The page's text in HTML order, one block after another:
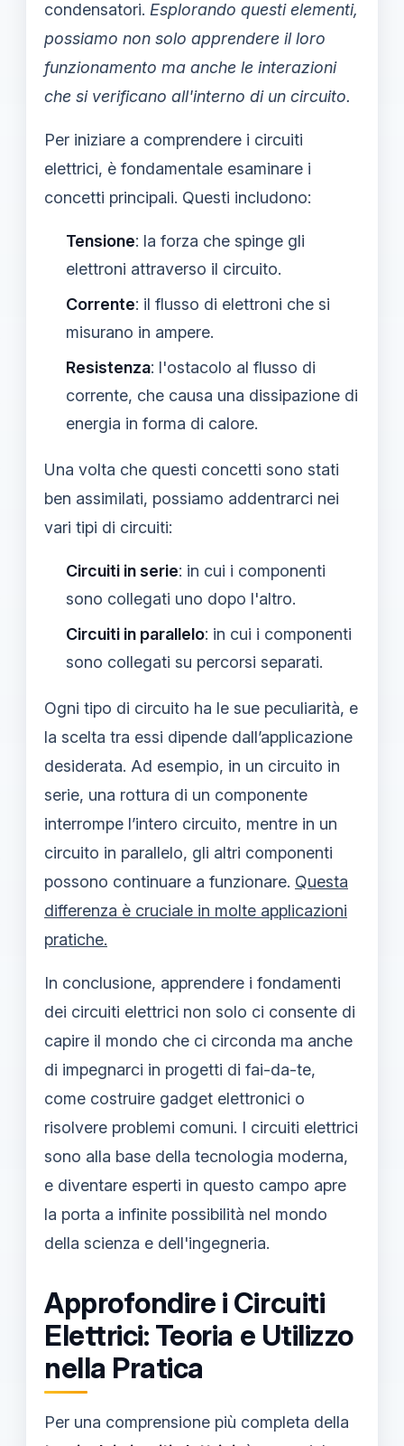
condensatori. Esplorando questi elementi,
possiamo non solo apprendere il loro
funzionamento ma anche le interazioni
che si verificano all'interno di un circuito.
Per iniziare a comprendere i circuiti
elettrici, è fondamentale esaminare i
concetti principali. Questi includono:
Tensione: la forza che spinge gli
elettroni attraverso il circuito.
Corrente: il flusso di elettroni che si
misurano in ampere.
Resistenza: l'ostacolo al flusso di
corrente, che causa una dissipazione di
energia in forma di calore.
Una volta che questi concetti sono stati
ben assimilati, possiamo addentrarci nei
vari tipi di circuiti:
Circuiti in serie: in cui i componenti
sono collegati uno dopo l'altro.
Circuiti in parallelo: in cui i componenti
sono collegati su percorsi separati.
Ogni tipo di circuito ha le sue peculiarità, e
la scelta tra essi dipende dall’applicazione
desiderata. Ad esempio, in un circuito in
serie, una rottura di un componente
interrompe l’intero circuito, mentre in un
circuito in parallelo, gli altri componenti
possono continuare a funzionare. Questa
differenza è cruciale in molte applicazioni
pratiche.
In conclusione, apprendere i fondamenti
dei circuiti elettrici non solo ci consente di
capire il mondo che ci circonda ma anche
di impegnarci in progetti di fai-da-te,
come costruire gadget elettronici o
risolvere problemi comuni. I circuiti elettrici
sono alla base della tecnologia moderna,
e diventare esperti in questo campo apre
la porta a infinite possibilità nel mondo
della scienza e dell'ingegneria.
Approfondire i Circuiti
Elettrici: Teoria e Utilizzo
nella Pratica
Per una comprensione più completa della